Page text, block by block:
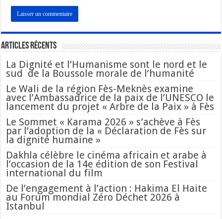
Articles Récents
La Dignité et l’Humanisme sont le nord et le
sud de la Boussole morale de l’humanité
Le Wali de la région Fès-Meknès examine
avec l’Ambassadrice de la paix de l’UNESCO le
lancement du projet « Arbre de la Paix » à Fès
Le Sommet « Karama 2026 » s’achève à Fès
par l’adoption de la « Déclaration de Fès sur
la dignité humaine »
Dakhla célèbre le cinéma africain et arabe à
l’occasion de la 14e édition de son Festival
international du film
De l’engagement à l’action : Hakima El Haite
au Forum mondial Zéro Déchet 2026 à
Istanbul